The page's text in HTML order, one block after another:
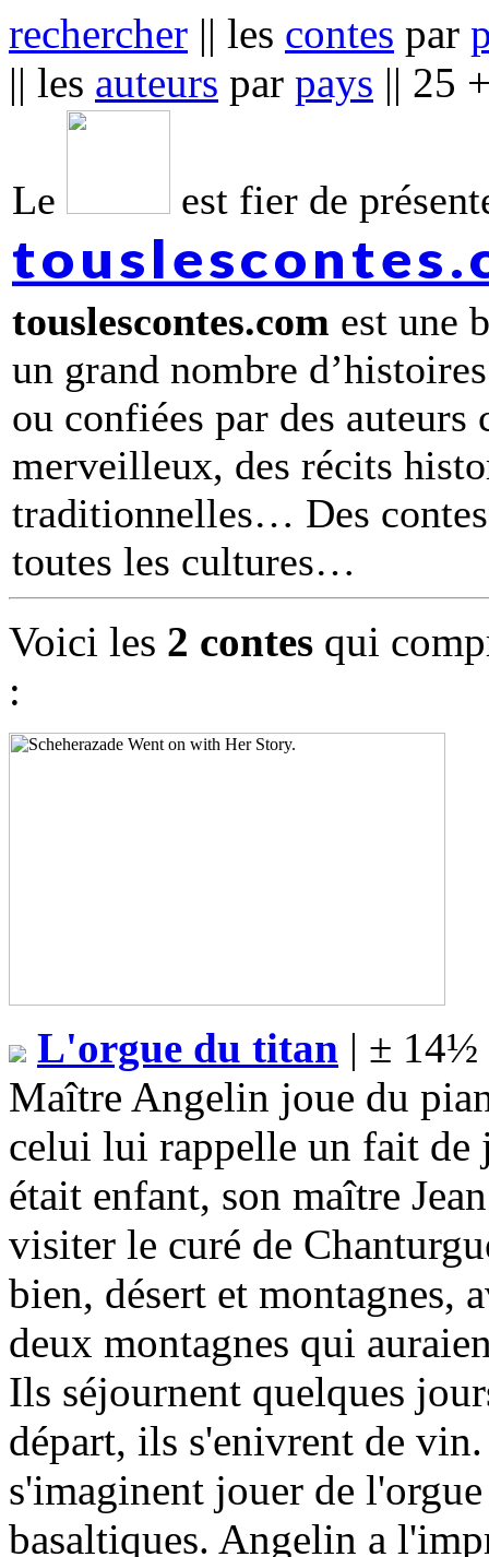
rechercher || les contes par
|| les auteurs par pays || 25
Le est fier de
touslescontes.com est une
un grand nombre
ou confiées par des
merveilleux, des récits
traditionnelles… Des
toutes les cultures
Voici les 2 contes qui
:
L'orgue du titan | ± 14½
Maître Angelin joue du
celui lui rappelle un fait de
était enfant, son maître
visiter le curé de
bien, désert et montagnes,
deux montagnes qui
Ils séjournent quelques
départ, ils s'enivrent de
s'imaginent jouer de
basaltiques. Angelin a